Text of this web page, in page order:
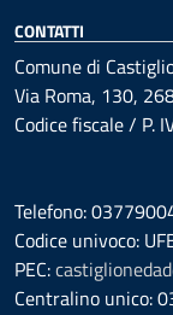
CONTATTI
Comune di
Via Roma, 130,
Codice fiscale / P.
Telefono:
Codice univoco:
PEC:
Centralino unico: